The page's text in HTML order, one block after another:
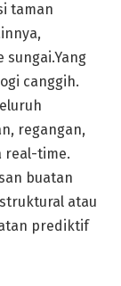
taman
canggih.
regangan,
real-time.
buatan
atau
prediktif